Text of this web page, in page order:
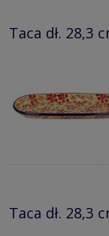
Taca dł. 28,3
Taca dł. 28,3